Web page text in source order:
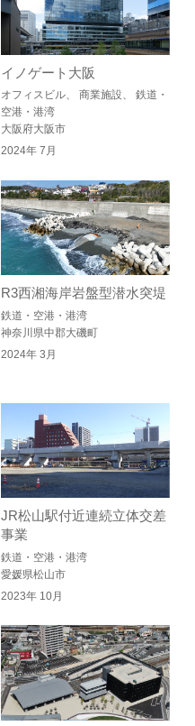
イノゲート大阪
オフィスビル、 商業施設、 鉄道・
空港・港湾
大阪府大阪市
2024年 7月
R3西湘海岸岩盤型潜水突堤
鉄道・空港・港湾
神奈川県中郡大磯町
2024年 3月
JR松山駅付近連続立体交差
事業
鉄道・空港・港湾
愛媛県松山市
2023年 10月